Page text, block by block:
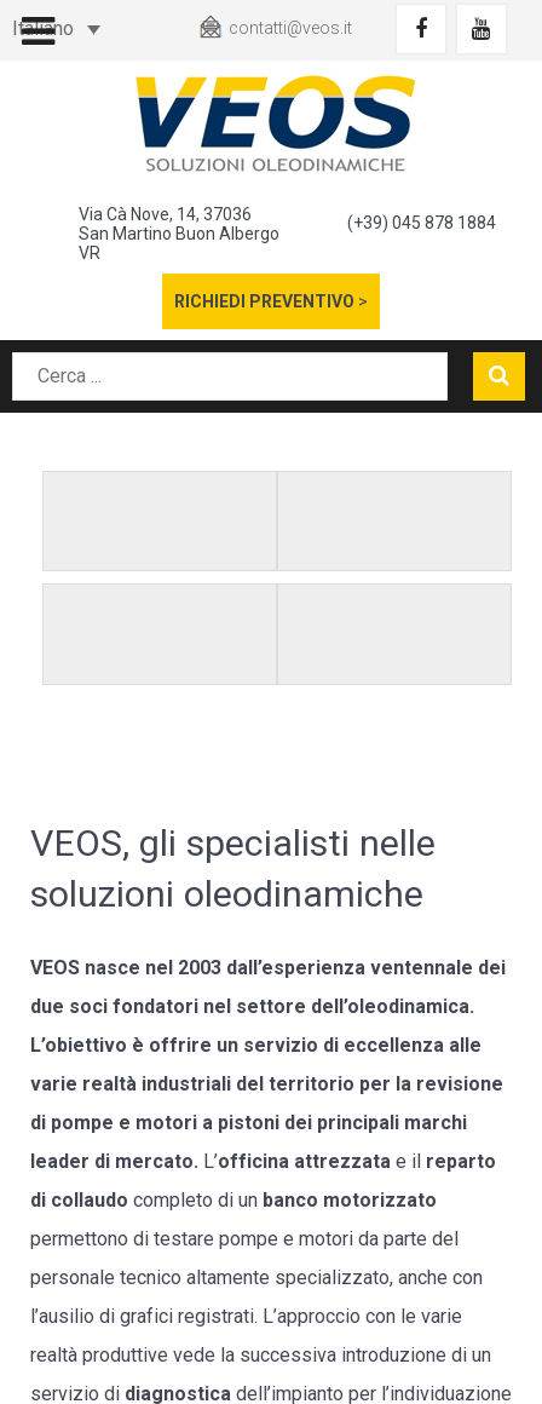
Italiano contatti@veos.it
Via Cà Nove, 14, 37036
San Martino Buon Albergo
VR
(+39) 045 878 1884
RICHIEDI PREVENTIVO >
VEOS, gli specialisti nelle
soluzioni oleodinamiche
VEOS nasce nel 2003 dall’esperienza ventennale dei
due soci fondatori nel settore dell’oleodinamica.
L’obiettivo è offrire un servizio di eccellenza alle
varie realtà industriali del territorio per la revisione
di pompe e motori a pistoni dei principali marchi
leader di mercato. L’officina attrezzata e il reparto
di collaudo completo di un banco motorizzato
permettono di testare pompe e motori da parte del
personale tecnico altamente specializzato, anche con
l’ausilio di grafici registrati. L’approccio con le varie
realtà produttive vede la successiva introduzione di un
servizio di diagnostica dell’impianto per l’individuazione